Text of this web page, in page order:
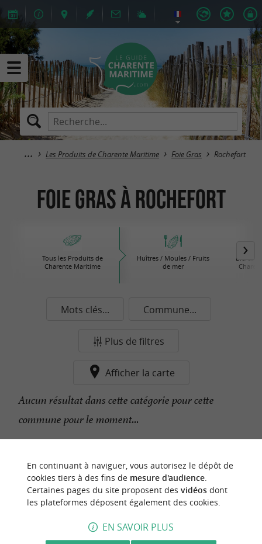
Les Produits de Charente Maritime Foie Gras Rochefort
Foie Gras à Rochefort
Tous les Produits de
Charente Maritime
Huîtres / Moules / Fruits
de mer
Bières /
Mots clés... Commune...
Plus de filtres
Afficher la carte
Aucun résultat dans cette catégorie pour cette
commune pour le moment...
n
o
t
r
e
c
o
u
p
d
e
c
o
e
u
r
En continuant à naviguer, vous autorisez le dépôt de
cookies tiers à des fins de mesure d'audience.
Certaines pages du site proposent des vidéosdont
les plateformes déposent également des cookies.
EN SAVOIR PLUS